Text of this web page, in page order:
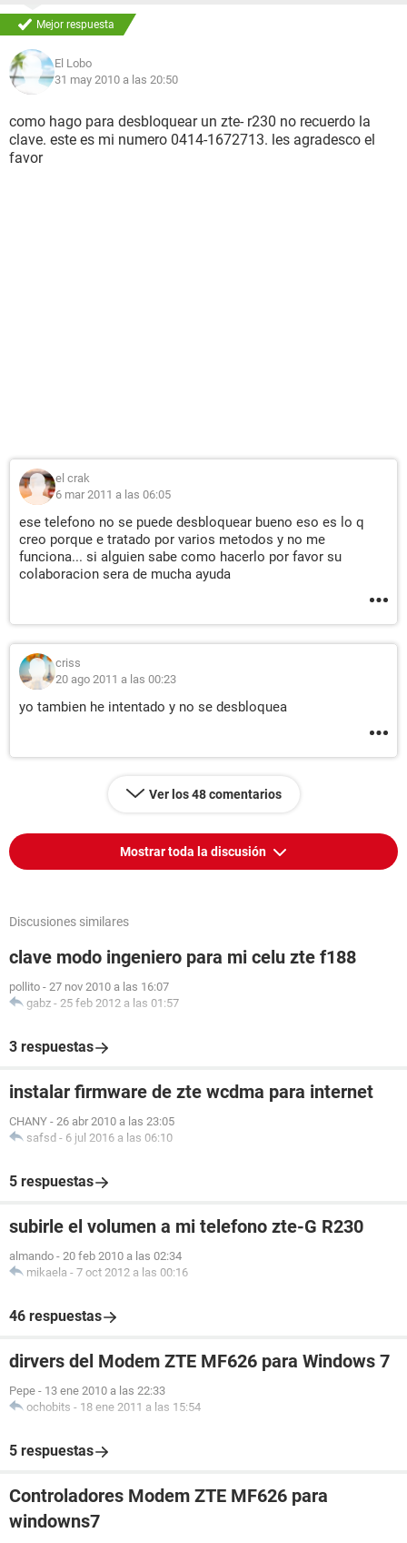
Mejor respuesta
El Lobo
31 may 2010 a las 20:50
como hago para desbloquear un zte- r230 no recuerdo la
clave. este es mi numero 0414-1672713. les agradesco el
favor
el crak
6 mar 2011 a las 06:05
ese telefono no se puede desbloquear bueno eso es lo q
creo porque e tratado por varios metodos y no me
funciona... si alguien sabe como hacerlo por favor su
colaboracion sera de mucha ayuda
criss
20 ago 2011 a las 00:23
yo tambien he intentado y no se desbloquea
Ver los 48 comentarios
Mostrar toda la discusión
Discusiones similares
clave modo ingeniero para mi celu zte f188
pollito - 27 nov 2010 a las 16:07
gabz - 25 feb 2012 a las 01:57
3 respuestas
instalar firmware de zte wcdma para internet
CHANY - 26 abr 2010 a las 23:05
safsd - 6 jul 2016 a las 06:10
5 respuestas
subirle el volumen a mi telefono zte-G R230
almando - 20 feb 2010 a las 02:34
mikaela - 7 oct 2012 a las 00:16
46 respuestas
dirvers del Modem ZTE MF626 para Windows 7
Pepe - 13 ene 2010 a las 22:33
ochobits - 18 ene 2011 a las 15:54
5 respuestas
Controladores Modem ZTE MF626 para
windowns7